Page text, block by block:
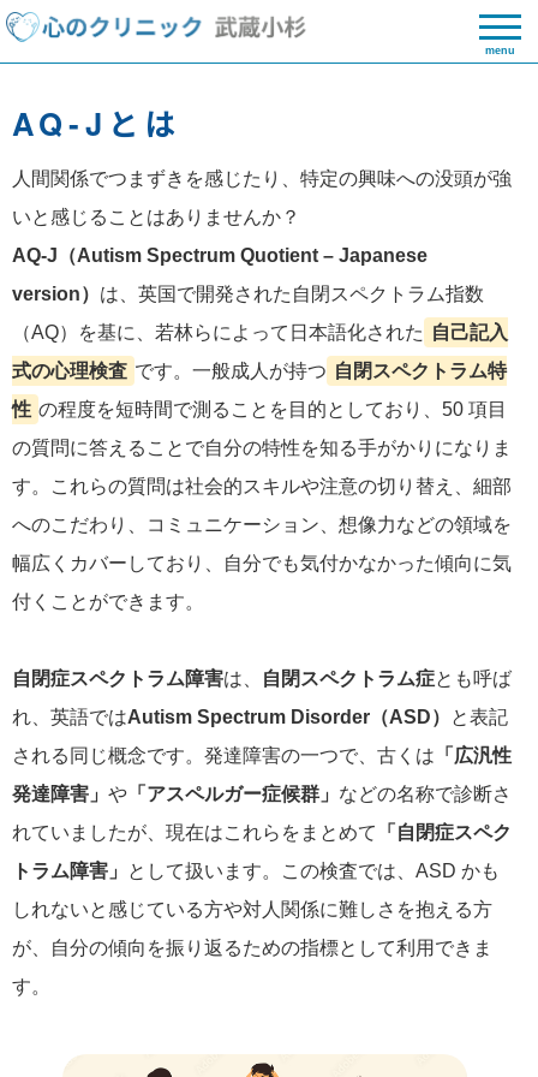
menu
AQ‑Jとは
人間関係でつまずきを感じたり、特定の興味への没頭が強
いと感じることはありませんか？
AQ‑J（Autism Spectrum Quotient – Japanese
version） は、英国で開発された自閉スペクトラム指数
（AQ）を基に、若林らによって日本語化された 自己記入
式の心理検査 です。一般成人が持つ 自閉スペクトラム特
性 の程度を短時間で測ることを目的としており、50 項目
の質問に答えることで自分の特性を知る手がかりになりま
す。これらの質問は社会的スキルや注意の切り替え、細部
へのこだわり、コミュニケーション、想像力などの領域を
幅広くカバーしており、自分でも気付かなかった傾向に気
付くことができます。
自閉症スペクトラム障害は、 自閉スペクトラム症とも呼ば
れ、英語ではAutism Spectrum Disorder（ASD）
と表記
される同じ概念です。発達障害の一つで、古くは 「広汎性
発達障害」 や 「アスペルガー症候群」 などの名称で診断さ
れていましたが、現在はこれらをまとめて
「自閉症スペク
トラム障害」
として扱います。この検査では、ASD かも
しれないと感じている方や対人関係に難しさを抱える方
が、自分の傾向を振り返るための指標として利用できま
す。